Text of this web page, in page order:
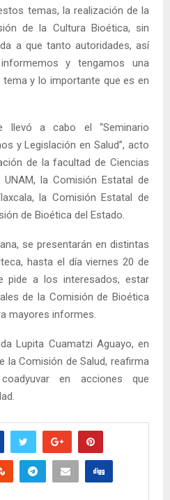
temas, la realización de la
de la Cultura Bioética, sin
a que tanto autoridades, así
y tengamos una
y lo importante que es en
llevó a cabo el “Seminario
y Legislación en Salud”, acto
de la facultad de Ciencias
la Comisión Estatal de
la Comisión Estatal de
de Bioética del Estado.
se presentarán en distintas
hasta el día viernes 20 de
pide a los interesados, estar
de la Comisión de Bioética
mayores informes.
Lupita Cuamatzi Aguayo, en
la Comisión de Salud, reafirma
en acciones que